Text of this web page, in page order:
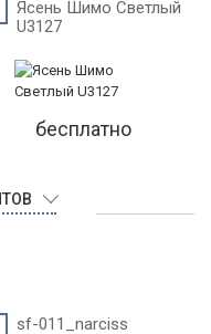
Ясень Шимо Светлый
U3127
бесплатно
sf-011_narciss